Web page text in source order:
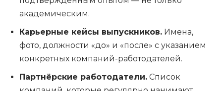
академическим.
Карьерные кейсы выпускников. Имена,
фото, должности «до» и «после» с указанием
конкретных компаний-работодателей.
Партнёрские работодатели. Список